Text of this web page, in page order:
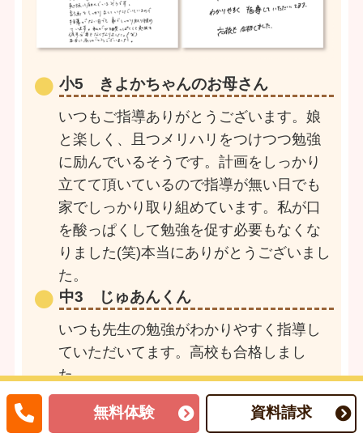
小5 きよかちゃんのお母さん
いつもご指導ありがとうございます。娘
と楽しく、且つメリハリをつけつつ勉強
に励んでいるそうです。計画をしっかり
立てて頂いているので指導が無い日でも
家でしっかり取り組めています。私が口
を酸っぱくして勉強を促す必要もなくな
りました(笑)本当にありがとうございまし
た。
中3 じゅあんくん
いつも先生の勉強がわかりやすく指導し
ていただいてます。高校も合格しまし
た。
無料体験 資料請求